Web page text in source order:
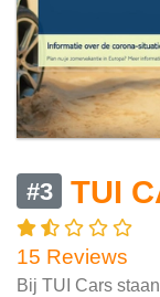
#3 TUI
15 Reviews
Bij TUI Cars